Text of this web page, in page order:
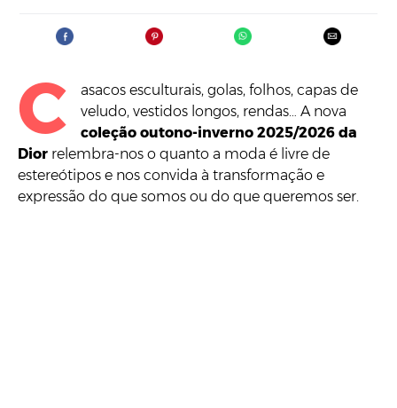
C
asacos esculturais, golas, folhos, capas de
veludo, vestidos longos, rendas… A nova
coleção outono-inverno 2025/2026 da
Dior relembra-nos o quanto a moda é livre de
estereótipos e nos convida à transformação e
expressão do que somos ou do que queremos ser.